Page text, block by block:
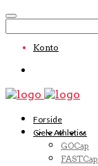
Konto
Forside
Ciele Athletics
GOCap
FASTCap